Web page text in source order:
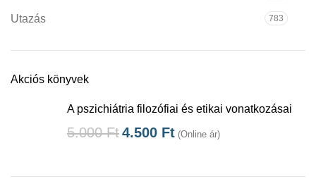
Utazás 783
Akciós könyvek
A pszichiátria filozófiai és etikai vonatkozásai
5.000Ft4.500 Ft (Online ár)